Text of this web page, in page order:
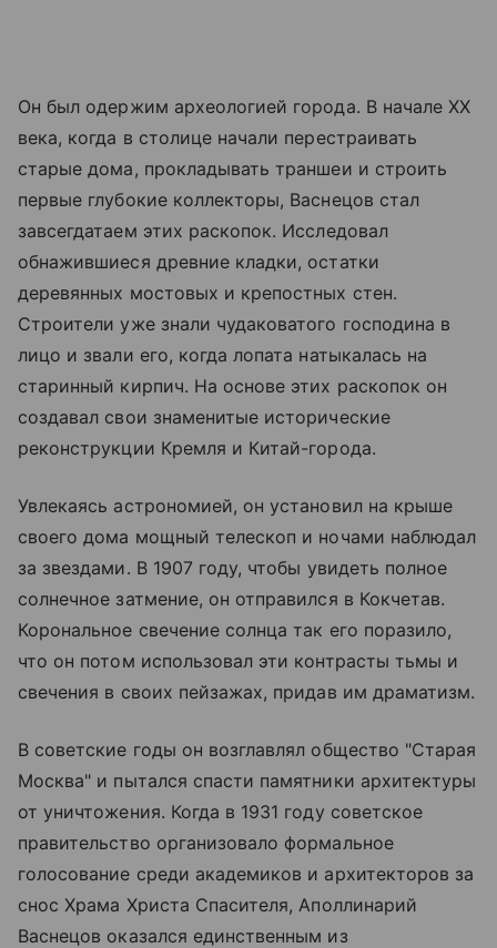
Он был одержим археологией города. В начале XX
века, когда в столице начали перестраивать
старые дома, прокладывать траншеи и строить
первые глубокие коллекторы, Васнецов стал
завсегдатаем этих раскопок. Исследовал
обнажившиеся древние кладки, остатки
деревянных мостовых и крепостных стен.
Строители уже знали чудаковатого господина в
лицо и звали его, когда лопата натыкалась на
старинный кирпич. На основе этих раскопок он
создавал свои знаменитые исторические
реконструкции Кремля и Китай-города.
Увлекаясь астрономией, он установил на крыше
своего дома мощный телескоп и ночами наблюдал
за звездами. В 1907 году, чтобы увидеть полное
солнечное затмение, он отправился в Кокчетав.
Корональное свечение солнца так его поразило,
что он потом использовал эти контрасты тьмы и
свечения в своих пейзажах, придав им драматизм.
В советские годы он возглавлял общество "Старая
Москва" и пытался спасти памятники архитектуры
от уничтожения. Когда в 1931 году советское
правительство организовало формальное
голосование среди академиков и архитекторов за
сносХрама Христа Спасителя, Аполлинарий
Васнецов оказался единственным из